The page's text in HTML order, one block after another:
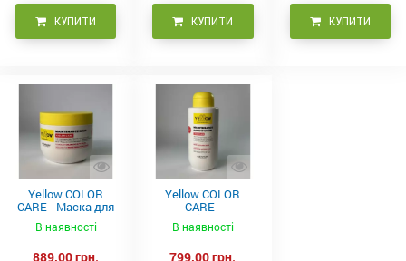
КУПИТИ КУПИТИ КУПИТИ
Yellow COLOR
CARE - Маска для
фарбованого
волосся, 500 мл
В наявності
889,00 грн.
Yellow COLOR
CARE -
Кондиціонер для
фарбованого
В наявності
799,00 грн.